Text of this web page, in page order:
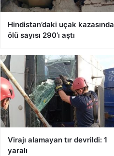
Hindistan’daki uçak kazasında
ölü sayısı 290’ı aştı
Virajı alamayan tır devrildi: 1
yaralı